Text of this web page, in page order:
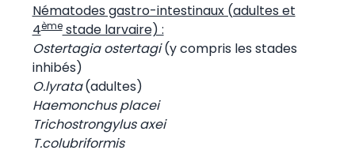
Nématodes gastro-intestinaux (adultes et
4èmestade larvaire) :
Ostertagia ostertagi(y compris les stades
inhibés)
O.lyrata(adultes)
Haemonchus placei
Trichostrongylus axei
T.colubriformis